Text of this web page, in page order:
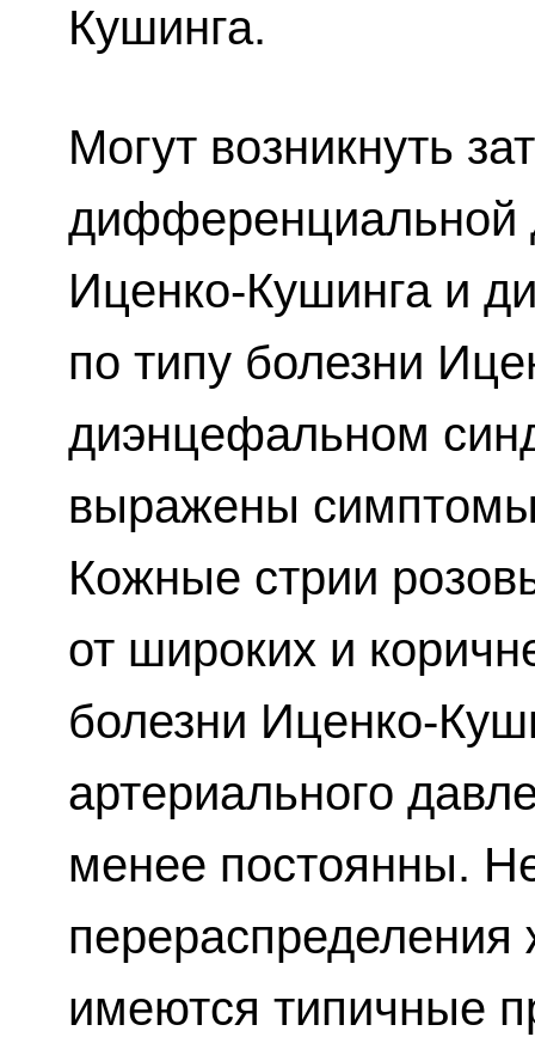
Кушинга.
Могут возникнуть
дифференциальной
Иценко-Кушинга и
по типу болезни
диэнцефальном
выражены симптомы
Кожные стрии
от широких и
болезни Иценко-
артериального
менее постоянны.
имеются типичные